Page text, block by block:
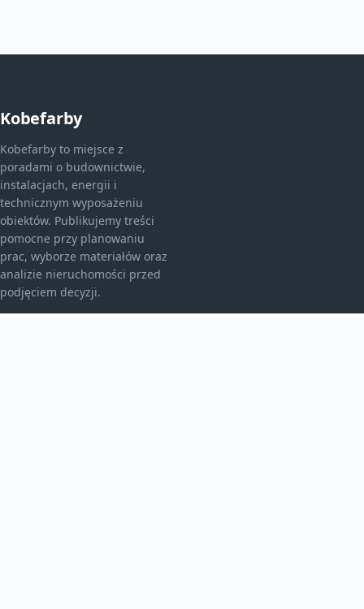
Kobefarby
Kobefarby to miejsce z
poradami o budownictwie,
instalacjach, energii i
technicznym wyposażeniu
obiektów. Publikujemy treści
pomocne przy planowaniu
prac, wyborze materiałów oraz
analizie nieruchomości przed
podjęciem decyzji.